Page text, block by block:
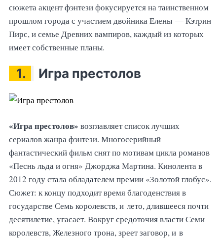
сюжета акцент фэнтези фокусируется на таинственном
прошлом города с участием двойника Елены — Кэтрин
Пирс, и семье Древних вампиров, каждый из которых
имеет собственные планы.
1. Игра престолов
«Игра престолов» возглавляет список лучших
сериалов жанра фэнтези. Многосерийный
фантастический фильм снят по мотивам цикла романов
«Песнь льда и огня» Джорджа Мартина. Кинолента в
2012 году стала обладателем премии «Золотой глобус».
Сюжет: к концу подходит время благоденствия в
государстве Семь королевств, и лето, длившееся почти
десятилетие, угасает. Вокруг средоточия власти Семи
королевств, Железного трона, зреет заговор, и в